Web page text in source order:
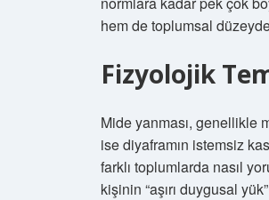
hem de toplumsal
Fizyolojik
Mide yanması, genellikle
ise diyaframın istemsiz
farklı toplumlarda nasıl
kişinin “aşırı duygusal